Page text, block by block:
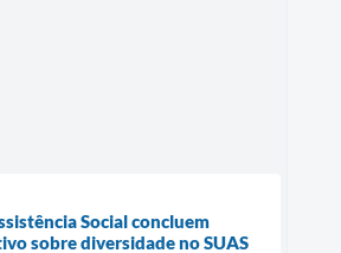
Social concluem
sobre diversidade no SUAS